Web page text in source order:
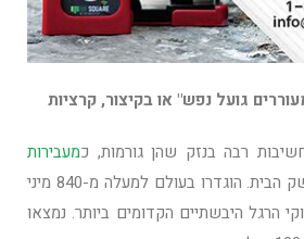
גועל נפש" או בקיצור, קרציות
רבה בנזק שהן גורמות, כמעבירות
לאדם ולחיות משק הבית. הוגדרו בעולם למעלה מ-840 מיני
הרגל היבשתיים הקדומים ביותר. נמצאו